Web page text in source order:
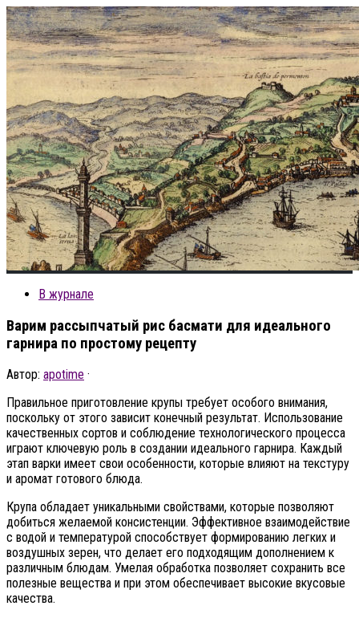
В журнале
Варим рассыпчатый рис басмати для идеального
гарнира по простому рецепту
Автор: apotime ·
Правильное приготовление крупы требует особого внимания,
поскольку от этого зависит конечный результат. Использование
качественных сортов и соблюдение технологического процесса
играют ключевую роль в создании идеального гарнира. Каждый
этап варки имеет свои особенности, которые влияют на текстуру
и аромат готового блюда.
Крупа обладает уникальными свойствами, которые позволяют
добиться желаемой консистенции. Эффективное взаимодействие
с водой и температурой способствует формированию легких и
воздушных зерен, что делает его подходящим дополнением к
различным блюдам. Умелая обработка позволяет сохранить все
полезные вещества и при этом обеспечивает высокие вкусовые
качества.